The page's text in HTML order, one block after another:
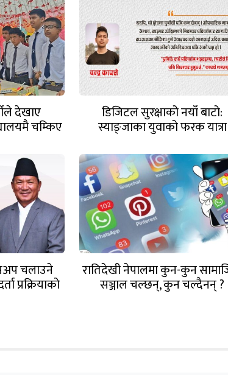
देखाए
चम्किए
डिजिटल सुरक्षाको नयाँ बाटो:
स्याङ्जाका युवाको फरक यात्रा
चलाउने
प्रक्रियाको
रातिदेखी नेपालमा कुन-कुन
सञ्जाल चल्छन्, कुन चल्दैनन् ?